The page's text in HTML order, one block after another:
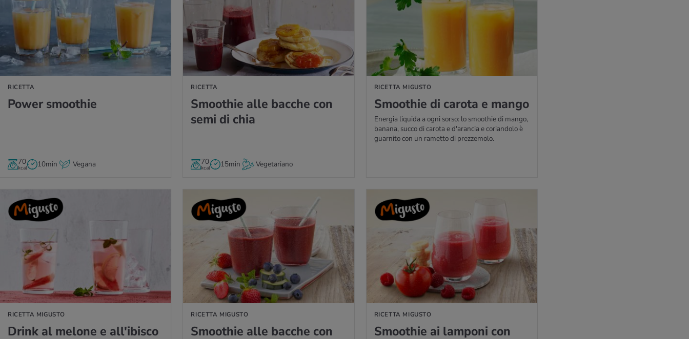
RICETTA
Power smoo­thie
70
kcal 10min Vegana
RICETTA
RICETTA
Smoo­thie alle bac­che con
semi di chia
70
kcal 15min Vegetariano
VAI ALLA RICETTA MIGUSTO
RICETTA MIGUSTO
Smoo­thie di ca­ro­ta e mango
Energia liquida a ogni sorso: lo smoothie di mango,
banana, succo di carota e d'arancia e coriandolo è
guarnito con un rametto di prezzemolo.
RICETTA MIGUSTO
Drink al me­lo­ne e al­l'i­bi­sco
MIGUSTO
RICETTA MIGUSTO
Smoo­thie alle bac­che con
VAI ALLA RICETTA MIGUSTO
RICETTA MIGUSTO
Smoo­thie ai lam­po­ni con